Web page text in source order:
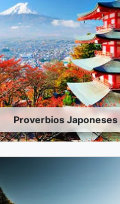
Proverbios Japoneses